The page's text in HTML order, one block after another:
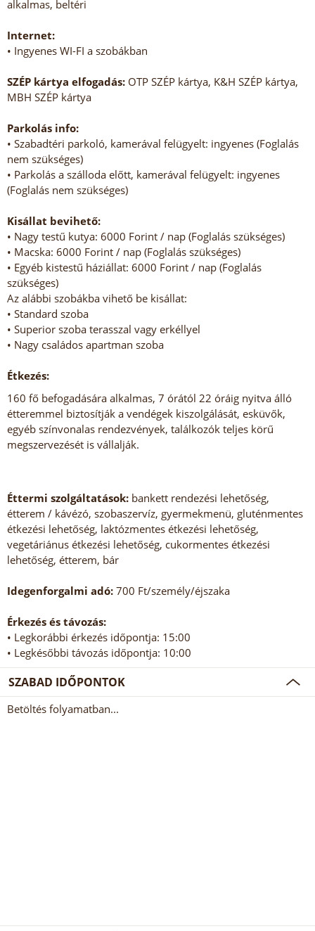
alkalmas, beltéri
Internet:
• Ingyenes WI-FI a szobákban
SZÉP kártya elfogadás: OTP SZÉP kártya, K&H SZÉP kártya,
MBH SZÉP kártya
Parkolás info:
• Szabadtéri parkoló, kamerával felügyelt: ingyenes (Foglalás
nem szükséges)
• Parkolás a szálloda előtt, kamerával felügyelt: ingyenes
(Foglalás nem szükséges)
Kisállat bevihető:
• Nagy testű kutya: 6000 Forint / nap (Foglalás szükséges)
• Macska: 6000 Forint / nap (Foglalás szükséges)
• Egyéb kistestű háziállat: 6000 Forint / nap (Foglalás
szükséges)
Az alábbi szobákba vihető be kisállat:
• Standard szoba
• Superior szoba terasszal vagy erkéllyel
• Nagy családos apartman szoba
Étkezés:
160 fő befogadására alkalmas, 7 órától 22 óráig nyitva álló
étteremmel biztosítják a vendégek kiszolgálását, esküvők,
egyéb színvonalas rendezvények, találkozók teljes körű
megszervezését is vállalják.
Éttermi szolgáltatások: bankett rendezési lehetőség,
étterem / kávézó, szobaszervíz, gyermekmenü, gluténmentes
étkezési lehetőség, laktózmentes étkezési lehetőség,
vegetáriánus étkezési lehetőség, cukormentes étkezési
lehetőség, étterem, bár
Idegenforgalmi adó: 700 Ft/személy/éjszaka
Érkezés és távozás:
• Legkorábbi érkezés időpontja: 15:00
• Legkésőbbi távozás időpontja: 10:00
SZABAD IDŐPONTOK
Betöltés folyamatban...